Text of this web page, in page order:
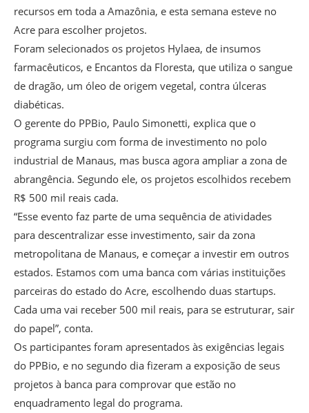
recursos em toda a Amazônia, e esta semana esteve no
Acre para escolher projetos.
Foram selecionados os projetos Hylaea, de insumos
farmacêuticos, e Encantos da Floresta, que utiliza o sangue
de dragão, um óleo de origem vegetal, contra úlceras
diabéticas.
O gerente do PPBio, Paulo Simonetti, explica que o
programa surgiu com forma de investimento no polo
industrial de Manaus, mas busca agora ampliar a zona de
abrangência. Segundo ele, os projetos escolhidos recebem
R$ 500 mil reais cada.
“Esse evento faz parte de uma sequência de atividades
para descentralizar esse investimento, sair da zona
metropolitana de Manaus, e começar a investir em outros
estados. Estamos com uma banca com várias instituições
parceiras do estado do Acre, escolhendo duas startups.
Cada uma vai receber 500 mil reais, para se estruturar, sair
do papel”, conta.
Os participantes foram apresentados às exigências legais
do PPBio, e no segundo dia fizeram a exposição de seus
projetos à banca para comprovar que estão no
enquadramento legal do programa.